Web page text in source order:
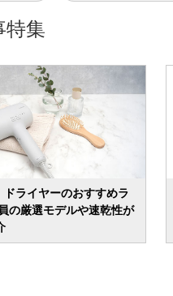
特集
ドライヤーのおすすめラ
の厳選モデルや速乾性が